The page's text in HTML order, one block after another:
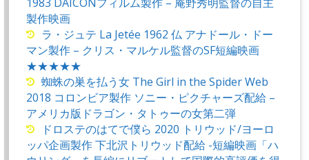
製作映画
ラ・ジュテ La Jetée 1962 仏 アナドール・ドー
マン製作 – クリス・マルケル監督のSF短編映画
★★★★★
蜘蛛の巣を払う女 The Girl in the Spider Web
2018 コロンビア製作 ソニー・ピクチャーズ配給 –
アメリカ版ドラゴン・タトゥーの女第二弾
ドロステのはてで僕ら 2020 トリウッド/ヨーロ
ッパ企画製作 下北沢トリウッド配給 -短編映画「ハ